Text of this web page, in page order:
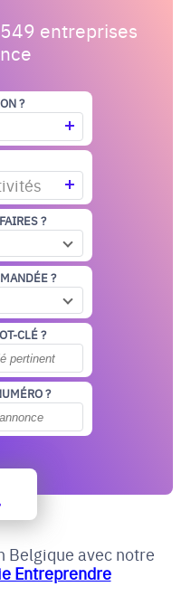
entreprises
?
?
?
CLÉ ?
?
Belgique avec notre
Entreprendre